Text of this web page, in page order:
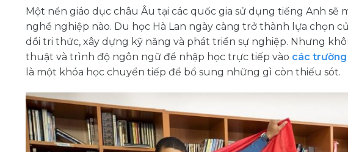
Một nền giáo dục châu Âu tại các quốc gia sử dụng tiếng Anh
nghề nghiệp nào. Du học Hà Lan ngày càng trở thành lựa chọn
dồi tri thức, xây dựng kỹ năng và phát triển sự nghiệp. Nhưng
thuật và trình độ ngôn ngữ để nhập học trực tiếp vào các trường
là một khóa học chuyển tiếp để bổ sung những gì còn thiếu sót.